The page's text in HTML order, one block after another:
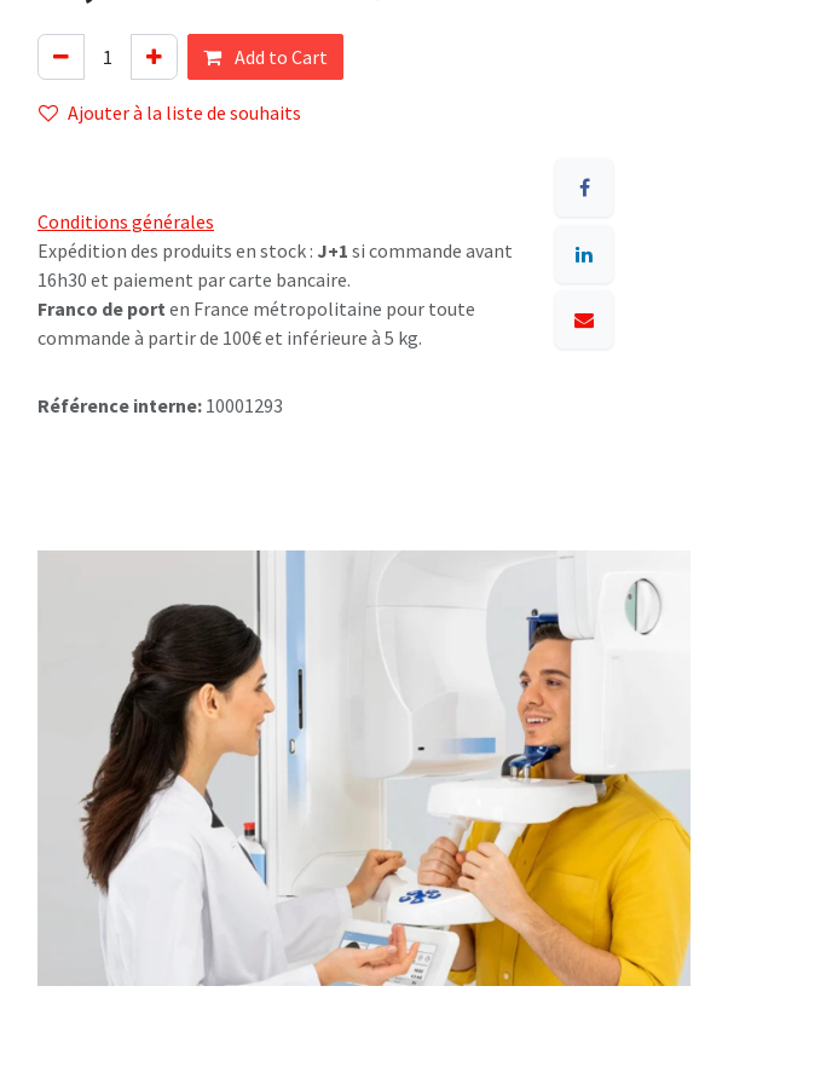
Add to Cart
Ajouter à la liste de souhaits
Conditions générales
Expédition des produits en stock : J+1 si commande avant
16h30 et paiement par carte bancaire.
Franco de port en France métropolitaine pour toute
commande à partir de 100€ et inférieure à 5 kg.
Référence interne: 10001293